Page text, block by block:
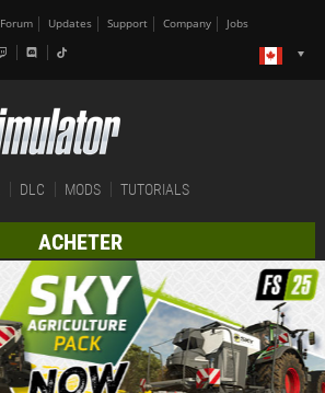
Forum Updates Support Company Jobs
DLC MODS TUTORIALS
ACHETER